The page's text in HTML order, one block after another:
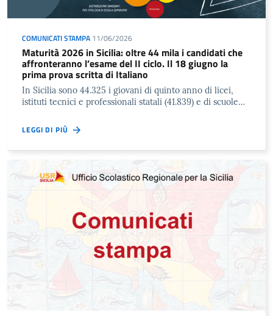
COMUNICATI STAMPA 11/06/2026
Maturità 2026 in Sicilia: oltre 44 mila i candidati che
affronteranno l’esame del II ciclo. Il 18 giugno la
prima prova scritta di Italiano
In Sicilia sono 44.325 i giovani di quinto anno di licei,
istituti tecnici e professionali statali (41.839) e di scuole…
LEGGI DI PIÙ